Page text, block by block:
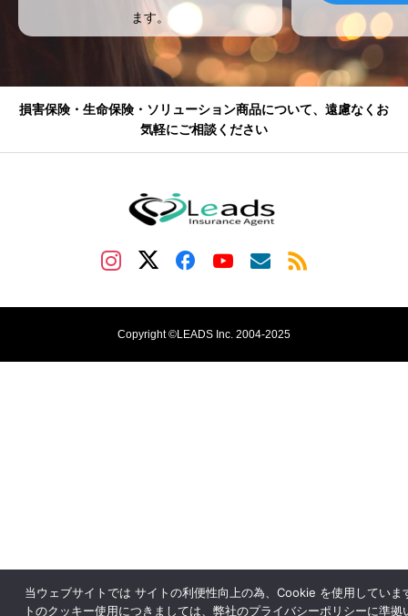
ます。
損害保険・生命保険・ソリューション商品について、遠慮なくお
気軽にご相談ください
Copyright ©LEADS Inc. 2004-2025
当ウェブサイトでは サイトの利便性向上の為、Cookie を使用していま
トのクッキー使用につきましては、弊社のプライバシーポリシーに準拠